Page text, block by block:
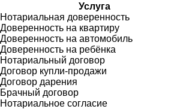
Услуга
Нотариальная доверенность
Доверенность на квартиру
Доверенность на автомобиль
Доверенность на ребёнка
Нотариальный договор
Договор купли-продажи
Договор дарения
Брачный договор
Нотариальное согласие